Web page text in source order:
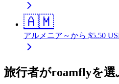
🇦🇲
アルメニア ～から $5.50
旅行者がroamflyを選